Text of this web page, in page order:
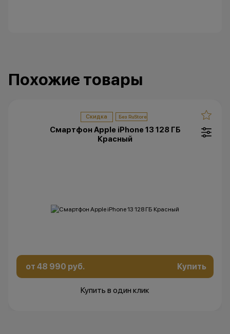
Похожие товары
Скидка
Смартфон Apple iPhone 13 128 ГБ
Красный
от 48 990 руб. Купить
Купить в один клик